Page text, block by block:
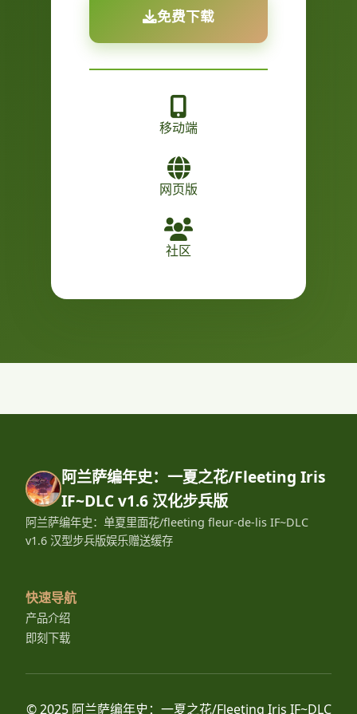
免费下载
移动端
网页版
社区
阿兰萨编年史：一夏之花/Fleeting Iris
IF~DLC v1.6 汉化步兵版
阿兰萨编年史：单夏里面花/fleeting fleur-de-lis IF~DLC
v1.6 汉型步兵版娱乐赠送缓存
快速导航
产品介绍
即刻下载
© 2025 阿兰萨编年史：一夏之花/Fleeting Iris IF~DLC